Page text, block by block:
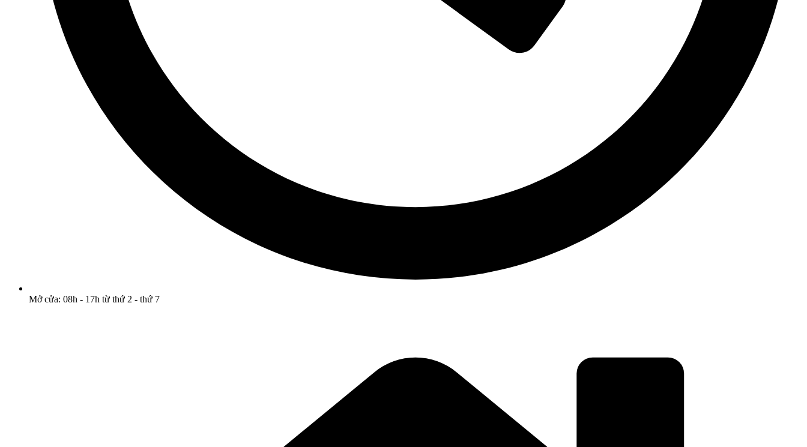
Mở cửa: 08h - 17h từ thứ 2 - thứ 7